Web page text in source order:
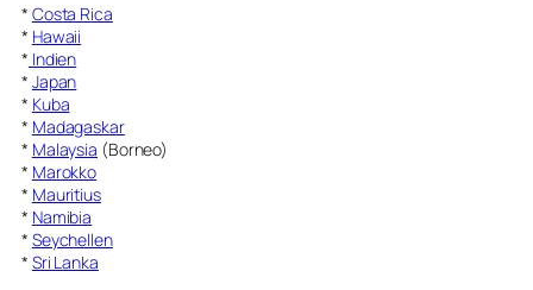
* Costa Rica
* Hawaii
* Indien
* Japan
* Kuba
* Madagaskar
* Malaysia (Borneo)
* Marokko
* Mauritius
* Namibia
* Seychellen
* Sri Lanka